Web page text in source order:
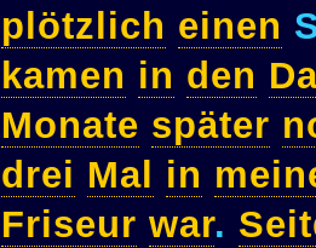
plötzlich einen
kamen in den
Monate später
drei Mal in
Friseur war.